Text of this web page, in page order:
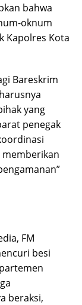
bahwa
oknum
Kapolres Kota
Bareskrim
yang
penegak
FM
besi
beraksi,